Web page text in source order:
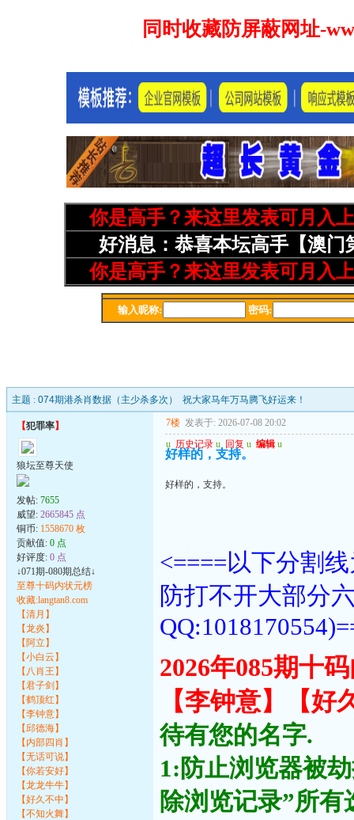
主题 : 074期港杀肖数据（主少杀多次） 祝大家马年万马腾飞好运来！
【犯罪率】
狼坛至尊天使
发帖: 7655
威望: 2665845 点
铜币: 1558670 枚
贡献值: 0 点
好评度: 0 点
↓071期-080期总结↓
至尊十码内状元榜
收藏:langtan8.com
【清月】
【龙炎】
【阿立】
【小白云】
【八肖王】
【君子剑】
【鹤顶红】
【李钟意】
【邱德海】
【内部四肖】
【无话可说】
【你若安好】
【龙龙牛牛】
【好久不中】
【不知火舞】
7楼 发表于: 2026-07-08 20:02
u 历史记录 u 回复 u 编辑 u
好样的，支持。
好样的，支持。
<====以下分割
防打不开大部分
2026年085期十
【李钟意】【
待有您的名字.
1:防止浏览器被
除浏览记录”所